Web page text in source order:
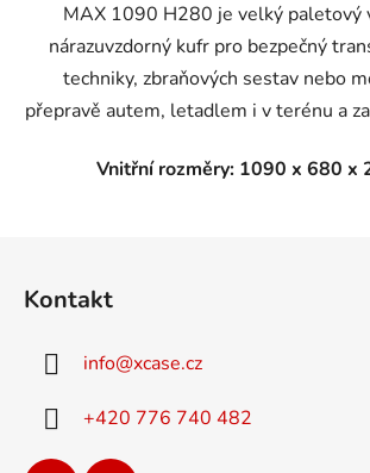
MAX 1090 H280 je velký paletový
nárazuvzdorný kufr pro bezpečný
techniky, zbraňových sestav nebo
přepravě autem, letadlem i v terénu a
Vnitřní rozměry: 1090 x 680 x
Kontakt
info@xcase.cz
+420 776 740 482